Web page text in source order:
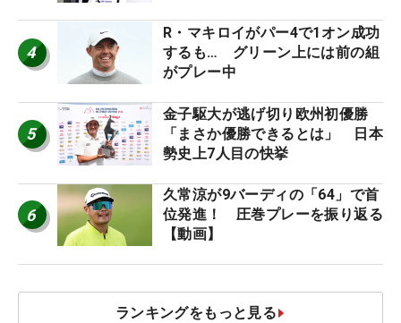
4
R・マキロイがパー4で1オン成功
するも… グリーン上には前の組
がプレー中
5
金子駆大が逃げ切り欧州初優勝
「まさか優勝できるとは」 日本
勢史上7人目の快挙
6
久常涼が9バーディの「64」で首
位発進！ 圧巻プレーを振り返る
【動画】
ランキングをもっと見る